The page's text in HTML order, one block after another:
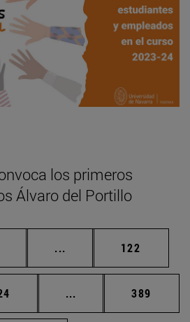
los primeros
Álvaro del Portillo
... Páginas intermedias
Página
122
... Páginas intermedias
Página
389